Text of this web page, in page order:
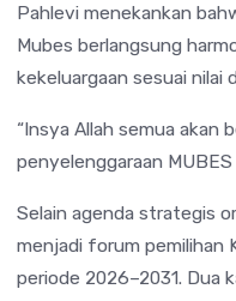
Pahlevi menekankan
Mubes berlangsung
kekeluargaan sesuai nilai
“Insya Allah semua akan
penyelenggaraan MUBES
Selain agenda strategis
menjadi forum pemilihan
periode 2026–2031. Dua